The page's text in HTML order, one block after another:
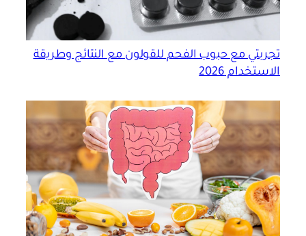
تجربتي مع حبوب الفحم للقولون مع النتائج وطريقة
الاستخدام 2026